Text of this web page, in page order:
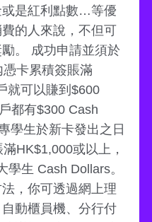
或是紅利點數…等優
的人來說，不但可
。 成功申請並須於
卡累積簽賬滿
就可以賺到$600
都有$300 Cash
學生於新卡發出之日
HK$1,000或以上，
生 Cash Dollars。
，你可透過網上理
動櫃員機、分行付